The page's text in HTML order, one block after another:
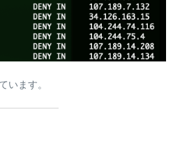
います。